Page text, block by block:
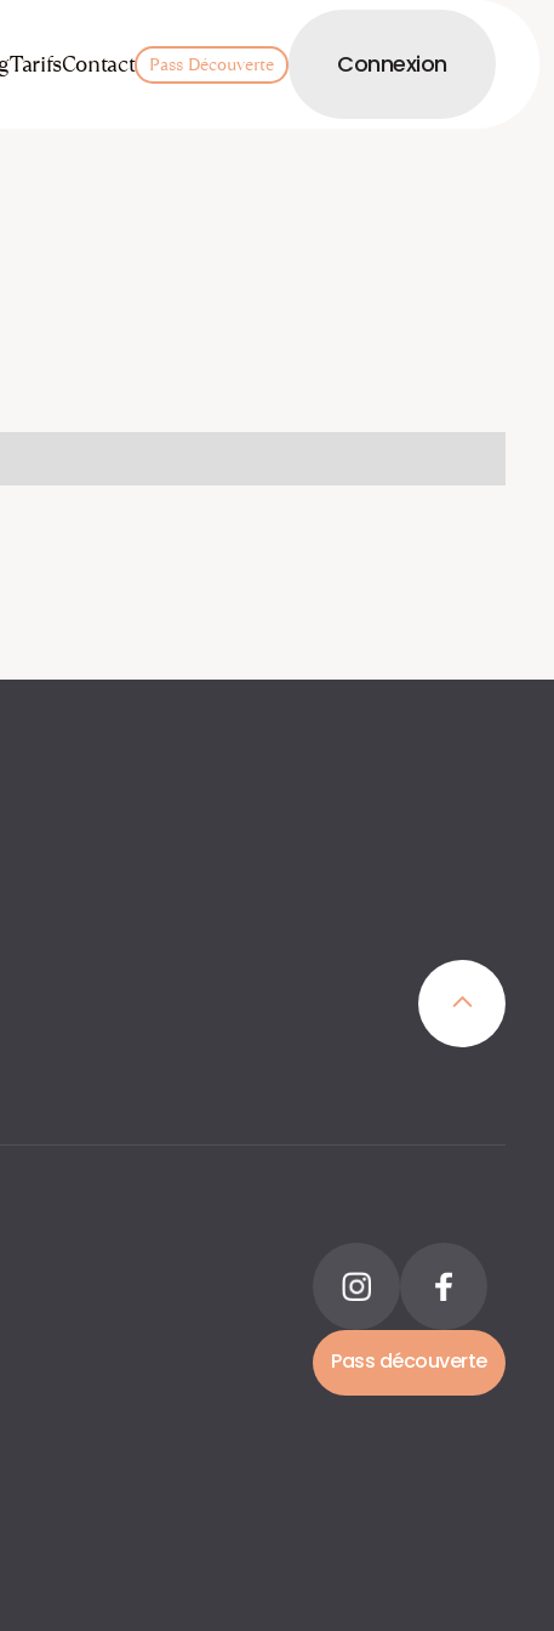
TarifsContact Pass Découverte Connexion
Pass découverte